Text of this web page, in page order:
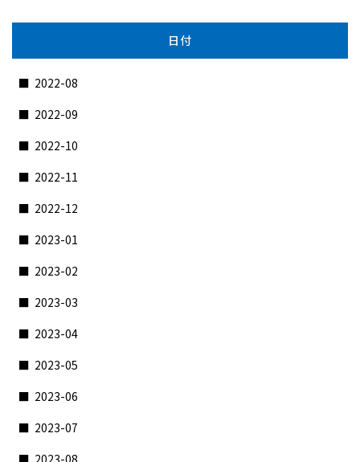
日付
2022-08
2022-09
2022-10
2022-11
2022-12
2023-01
2023-02
2023-03
2023-04
2023-05
2023-06
2023-07
2023-08